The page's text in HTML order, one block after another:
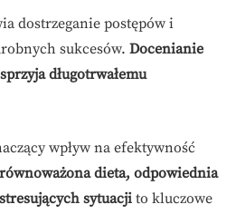
dostrzeganie postępów i
sukcesów. Docenianie
długotrwałemu
wpływ na efektywność
dieta, odpowiednia
sytuacjito kluczowe